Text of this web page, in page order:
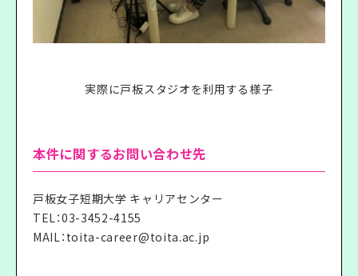
実際に戸板スタジオを利用する様子
本件に関するお問い合わせ先
戸板女子短期大学 キャリアセンター
TEL：03-3452-4155
MAIL：toita-career@toita.ac.jp